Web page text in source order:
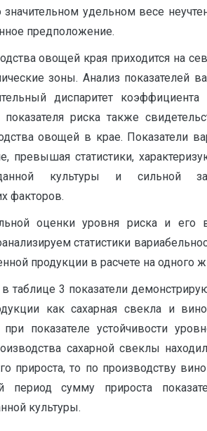
значительном удельном весе
предположение.
овощей края приходится на
зоны. Анализ показателей
диспаритет
показателя риска также
овощей в крае. Показатели
превышая статистики,
культуры и сильной
факторов.
оценки уровня риска и его
статистики
продукции в расчете на одного
таблице 3 показатели
как сахарная свекла и
показателе устойчивости
сахарной свеклы
прироста, то по производству
период сумму прироста
культуры.